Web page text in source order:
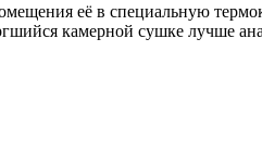
её в специальную
камерной сушке лучше